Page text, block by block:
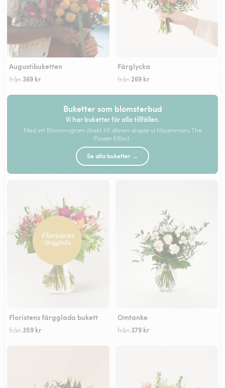
Augustibuketten
från 369 kr
Färglycka
från 269 kr
Buketter som blomsterbud
Vi har buketter för alla tillfällen.
Med ett Blommogram direkt till dörren skapar vi tillsammans The
Flower Effect.
Se alla buketter →
Floristens färgglada bukett
från 359 kr
Omtanke
från 379 kr